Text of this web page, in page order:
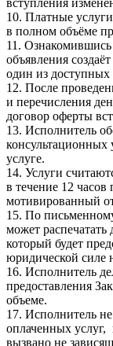
вступления
10. Платные
в полном объёме
11.
объявления
один из доступных
12. После
и перечисления
договор оферты
13. Исполнитель
консультационных
услуге.
14. Услуги
в течение 12
мотивированный
15. По
может
который будет
юридической силе
16. Исполнитель
предоставления
объеме.
17. Исполнитель
оплаченных услуг,
вызвано не